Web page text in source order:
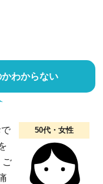
わからない
50代・女性
ご